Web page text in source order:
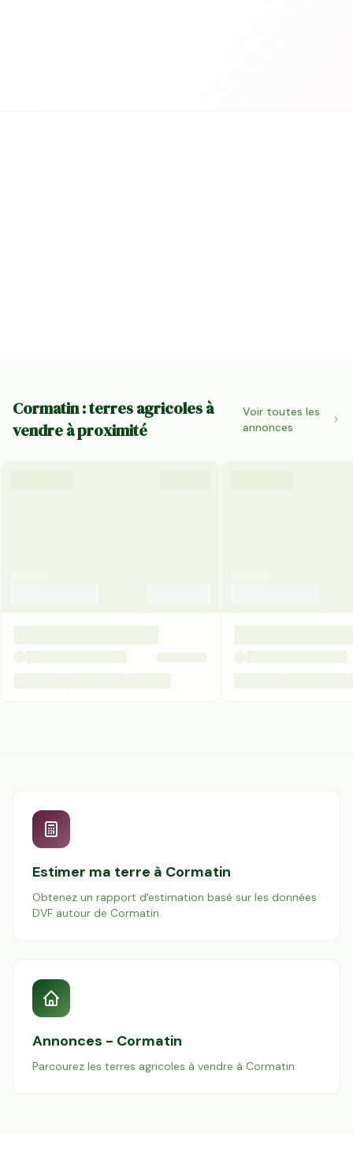
Cormatin : terres agricoles à
vendre à proximité
Voir toutes les
annonces
Estimer ma terre à Cormatin
Obtenez un rapport d'estimation basé sur les données
DVF autour de Cormatin.
Annonces - Cormatin
Parcourez les terres agricoles à vendre à Cormatin.